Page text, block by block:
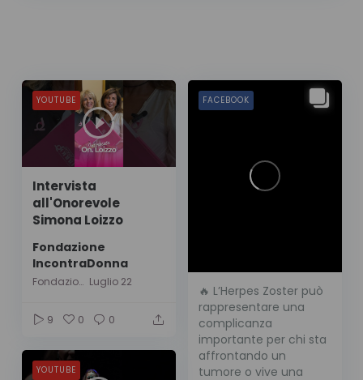
Intervista
all'Onorevole
Simona Loizzo
Fondazione
IncontraDonna
Fondazione IncontraDonna Luglio 22
YOUTUBE
9 0 0
🔥 L’Herpes Zoster può
rappresentare una
complicanza
importante per chi sta
affrontando un
tumore o vive una
FACEBOOK
YOUTUBE